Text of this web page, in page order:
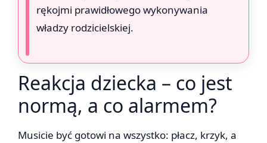
rękojmi prawidłowego wykonywania
władzy rodzicielskiej.
Reakcja dziecka – co jest
normą, a co alarmem?
Musicie być gotowi na wszystko: płacz, krzyk, a